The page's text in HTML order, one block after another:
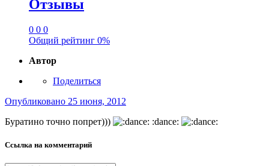
Отзывы
0 0 0
Общий рейтинг 0%
Автор
Поделиться
Опубликовано 25 июня, 2012
Буратино точно попрет)))
:dance:
Ссылка на комментарий